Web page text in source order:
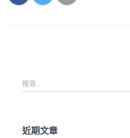
搜
尋
:
搜尋...
近期文章